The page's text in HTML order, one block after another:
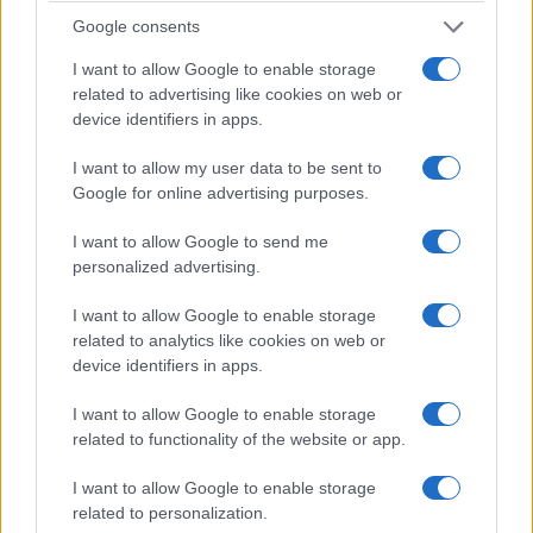
Google consents
I want to allow Google to enable storage
related to advertising like cookies on web or
device identifiers in apps.
I want to allow my user data to be sent to
Google for online advertising purposes.
I want to allow Google to send me
personalized advertising.
I want to allow Google to enable storage
related to analytics like cookies on web or
device identifiers in apps.
I want to allow Google to enable storage
related to functionality of the website or app.
I want to allow Google to enable storage
related to personalization.
Fabiola non crede che quella separazione sarebbe
diventata un divorzio formale. Pensa che lei e
“arrabbiarsi” — usa proprio questa parola ma che
non sarebbero riusciti a disfare quel “noi”
fortemente voluto fin dall’inizio. È la stessa logica
per cui, oggi, associa la fine imminente e